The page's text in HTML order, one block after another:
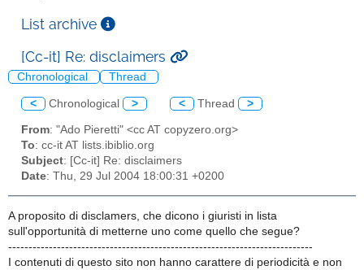
List archive
[Cc-it] Re: disclaimers
Chronological Thread
< Chronological > < Thread >
From: "Ado Pieretti" <cc AT copyzero.org>
To: cc-it AT lists.ibiblio.org
Subject: [Cc-it] Re: disclaimers
Date: Thu, 29 Jul 2004 18:00:31 +0200
A proposito di disclamers, che dicono i giuristi in lista
sull'opportunità di metterne uno come quello che segue?
---------------------------------------------------------------------------
I contenuti di questo sito non hanno carattere di periodicità e non